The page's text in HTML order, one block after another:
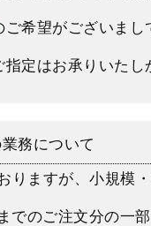
ご希望がございまし
定はお承りいたし
務について
りますが、小規模
でのご注文分の一